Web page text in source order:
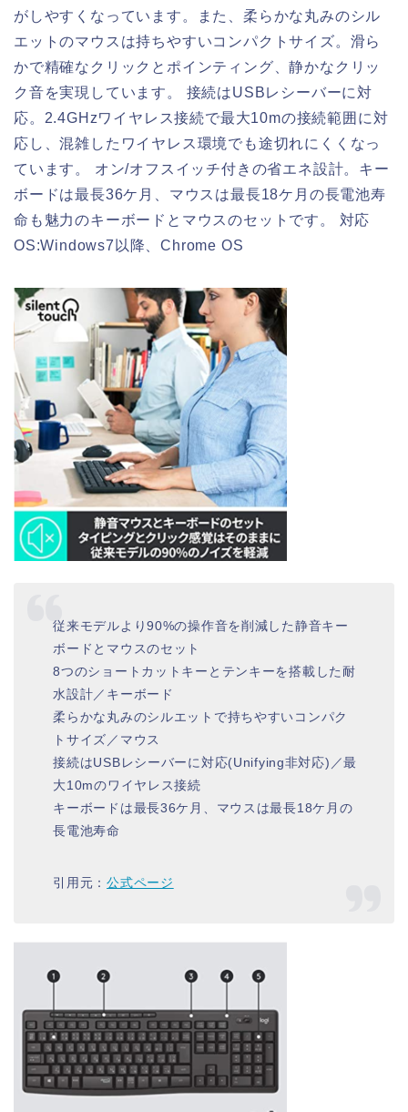
がしやすくなっています。また、柔らかな丸みのシル
エットのマウスは持ちやすいコンパクトサイズ。滑ら
かで精確なクリックとポインティング、静かなクリッ
ク音を実現しています。 接続はUSBレシーバーに対
応。2.4GHzワイヤレス接続で最大10mの接続範囲に対
応し、混雑したワイヤレス環境でも途切れにくくなっ
ています。 オン/オフスイッチ付きの省エネ設計。キー
ボードは最長36ケ月、マウスは最長18ケ月の長電池寿
命も魅力のキーボードとマウスのセットです。 対応
OS:Windows7以降、Chrome OS
従来モデルより90%の操作音を削減した静音キー
ボードとマウスのセット
8つのショートカットキーとテンキーを搭載した耐
水設計／キーボード
柔らかな丸みのシルエットで持ちやすいコンパク
トサイズ／マウス
接続はUSBレシーバーに対応(Unifying非対応)／最
大10mのワイヤレス接続
キーボードは最長36ケ月、マウスは最長18ケ月の
長電池寿命
引用元：公式ページ